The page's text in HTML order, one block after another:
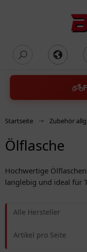
Startseite Zubehör
Ölflasche
Hochwertige
langlebig und ideal für
Alle Hersteller
Artikel pro Seite